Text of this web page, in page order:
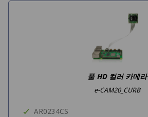
풀 HD 컬러 카메라
e-CAM20_CURB
AR0234CS